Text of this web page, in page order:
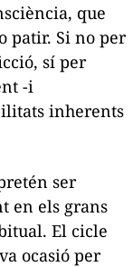
que
patir. Si no per
sí per
-i
inherents
ser
en els grans
El cicle
ocasió per